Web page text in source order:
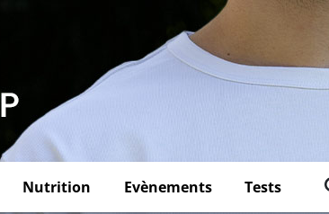
Nutrition Evènements Tests